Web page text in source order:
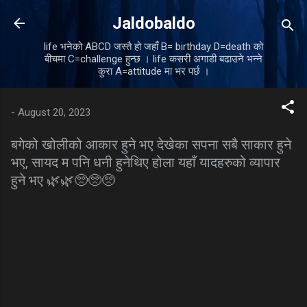
Skip to main content
Jaldobaldo
life भनेको ABCD जस्तै हो जहाँ B= birthday D=death को
बीचमा C=challenge हुन्छ । life कसरी अगाडी बढाउने भन्ने
कुरा A=attitude मा भर पर्छ ।
- August 20, 2023
बगेको खोलीको आकार हुने भए देखेका सपना सबै साकार हुने
भए, सायद म पनि धनी हुनेथिए होला यहाँ यादहरुको व्यापार
हुने भए 🌿🌿🥺🥺🥺